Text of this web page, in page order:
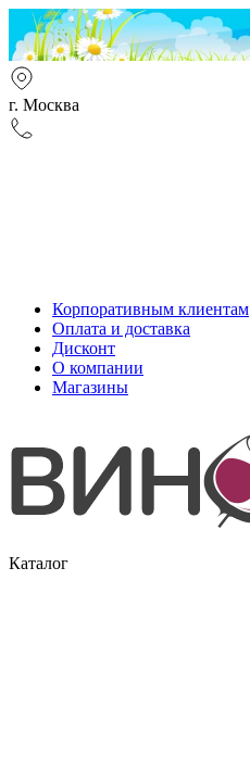
г. Москва
Корпоративным клиентам
Оплата и доставка
Дисконт
О компании
Магазины
Каталог